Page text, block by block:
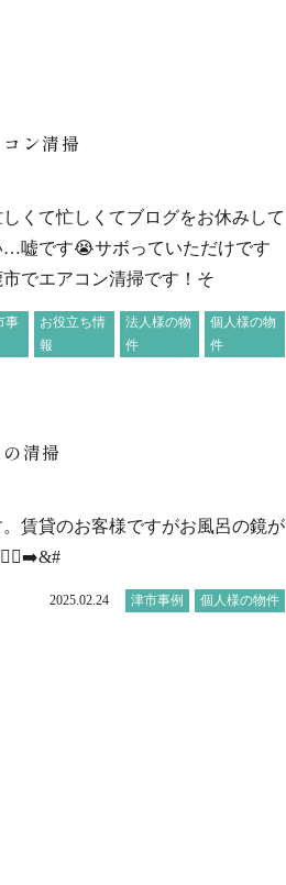
ン清掃
くて忙しくてブログをお休みして
嘘です😭サボっていただけです
でエアコン清掃です！そ
事
お役立ち情
報
法人様の物
件
個人様の物
件
清掃
賃貸のお客様ですがお風呂の鏡が
2025.02.24 津市事例 個人様の物件